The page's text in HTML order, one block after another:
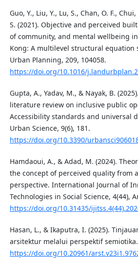
Guo, Y., Liu, Y., Lu, S., Chan, O. F.,
S. (2021). Objective and perceived
of community, and mental wellbeing
Kong: A multilevel structural equation
Urban Planning, 209, 104058.
https://doi.org/10.1016/
Gupta, A., Yadav, M., & Nayak, B.
literature review on inclusive public
Accessibility standards and universal
Urban Science, 9(6), 181.
https://doi.org/10.3390/
Hamdaoui, A., & Adad, M. (2024).
the concept of perceived quality from
perspective. International Journal of
Technologies in Social Science, 4(44),
https://doi.org/10.31435/
Hasan, L., & Ikaputra, I. (2025).
arsitektur melalui perspektif
https://doi.org/10.20961/